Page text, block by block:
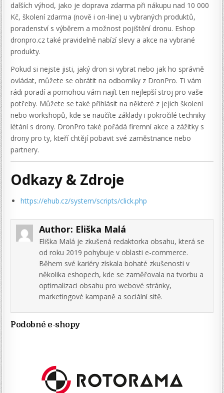
dalších výhod, jako je doprava zdarma při nákupu nad 10 000
Kč, školení zdarma (nově i on-line) u vybraných produktů,
poradenství s výběrem a možnost pojištění dronu. Eshop
dronpro.cz také pravidelně nabízí slevy a akce na vybrané
produkty.
Pokud si nejste jisti, jaký dron si vybrat nebo jak ho správně
ovládat, můžete se obrátit na odborníky z DronPro. Ti vám
rádi poradí a pomohou vám najít ten nejlepší stroj pro vaše
potřeby. Můžete se také přihlásit na některé z jejich školení
nebo workshopů, kde se naučíte základy i pokročilé techniky
létání s drony. DronPro také pořádá firemní akce a zážitky s
drony pro ty, kteří chtějí pobavit své zaměstnance nebo
partnery.
Odkazy & Zdroje
https://ehub.cz/system/scripts/click.php
Author: Eliška Malá
Eliška Malá je zkušená redaktorka obsahu, která se
od roku 2019 pohybuje v oblasti e-commerce.
Během své kariéry získala bohaté zkušenosti v
několika eshopech, kde se zaměřovala na tvorbu a
optimalizaci obsahu pro webové stránky,
marketingové kampaně a sociální sítě.
Podobné e-shopy